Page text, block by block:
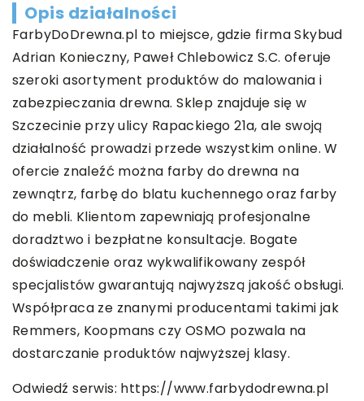
Opis działalności
FarbyDoDrewna.pl to miejsce, gdzie firma Skybud
Adrian Konieczny, Paweł Chlebowicz S.C. oferuje
szeroki asortyment produktów do malowania i
zabezpieczania drewna. Sklep znajduje się w
Szczecinie przy ulicy Rapackiego 21a, ale swoją
działalność prowadzi przede wszystkim online. W
ofercie znaleźć można farby do drewna na
zewnątrz, farbę do blatu kuchennego oraz farby
do mebli. Klientom zapewniają profesjonalne
doradztwo i bezpłatne konsultacje. Bogate
doświadczenie oraz wykwalifikowany zespół
specjalistów gwarantują najwyższą jakość obsługi.
Współpraca ze znanymi producentami takimi jak
Remmers, Koopmans czy OSMO pozwala na
dostarczanie produktów najwyższej klasy.
Odwiedź serwis: https://www.farbydodrewna.pl